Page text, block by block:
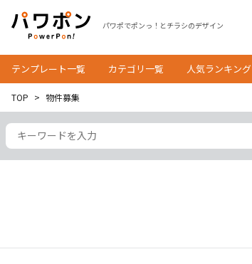
パワポでポンっ！とチラシのデザイン
テンプレート一覧 カテゴリ一覧 人気ランキング
TOP 物件募集